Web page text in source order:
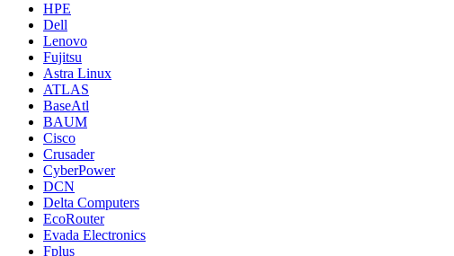
HPE
Dell
Lenovo
Fujitsu
Astra Linux
ATLAS
BaseAtl
BAUM
Cisco
Crusader
CyberPower
DCN
Delta Computers
EcoRouter
Evada Electronics
Fplus